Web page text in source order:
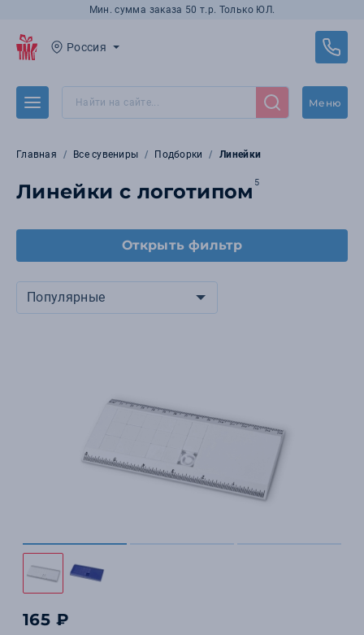
Мин. сумма заказа 50 т.р. Только ЮЛ.
Россия
Меню
Главная Все сувениры Подборки Линейки
Линейки с логотипом 5
Открыть фильтр
Популярные
165 ₽